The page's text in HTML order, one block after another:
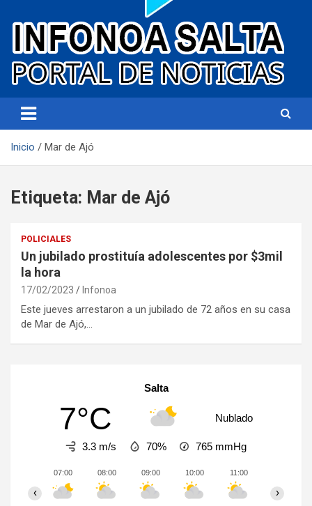
Infonoa Salta
Inicio Mar de Ajó
Etiqueta: Mar de Ajó
POLICIALES
Un jubilado prostituía adolescentes por $3mil
la hora
17/02/2023 Infonoa
Este jueves arrestaron a un jubilado de 72 años en su casa
de Mar de Ajó,…
Salta
7°C Nublado
3.3 m/s 70% 765 mmHg
07:00 08:00 09:00 10:00 11:00
‹ ›